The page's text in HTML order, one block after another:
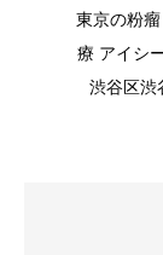
東京の粉
療 アイシ
渋谷区渋